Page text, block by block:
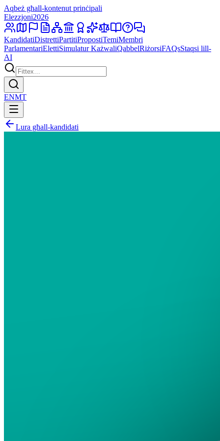
Aqbeż għall-kontenut prinċipali
Elezzjoni2026
KandidatiDistrettiPartitiPropostiTemiMembri
ParlamentariElettiSimulatur KażwaliQabbelRiżorsiFAQsStaqsi lill-
AI
ENMT
Lura għall-kandidati